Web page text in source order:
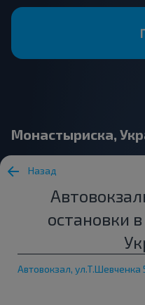
Монастыриска,
Назад
остановки
Автовокзал, ул.Т.Шевченка